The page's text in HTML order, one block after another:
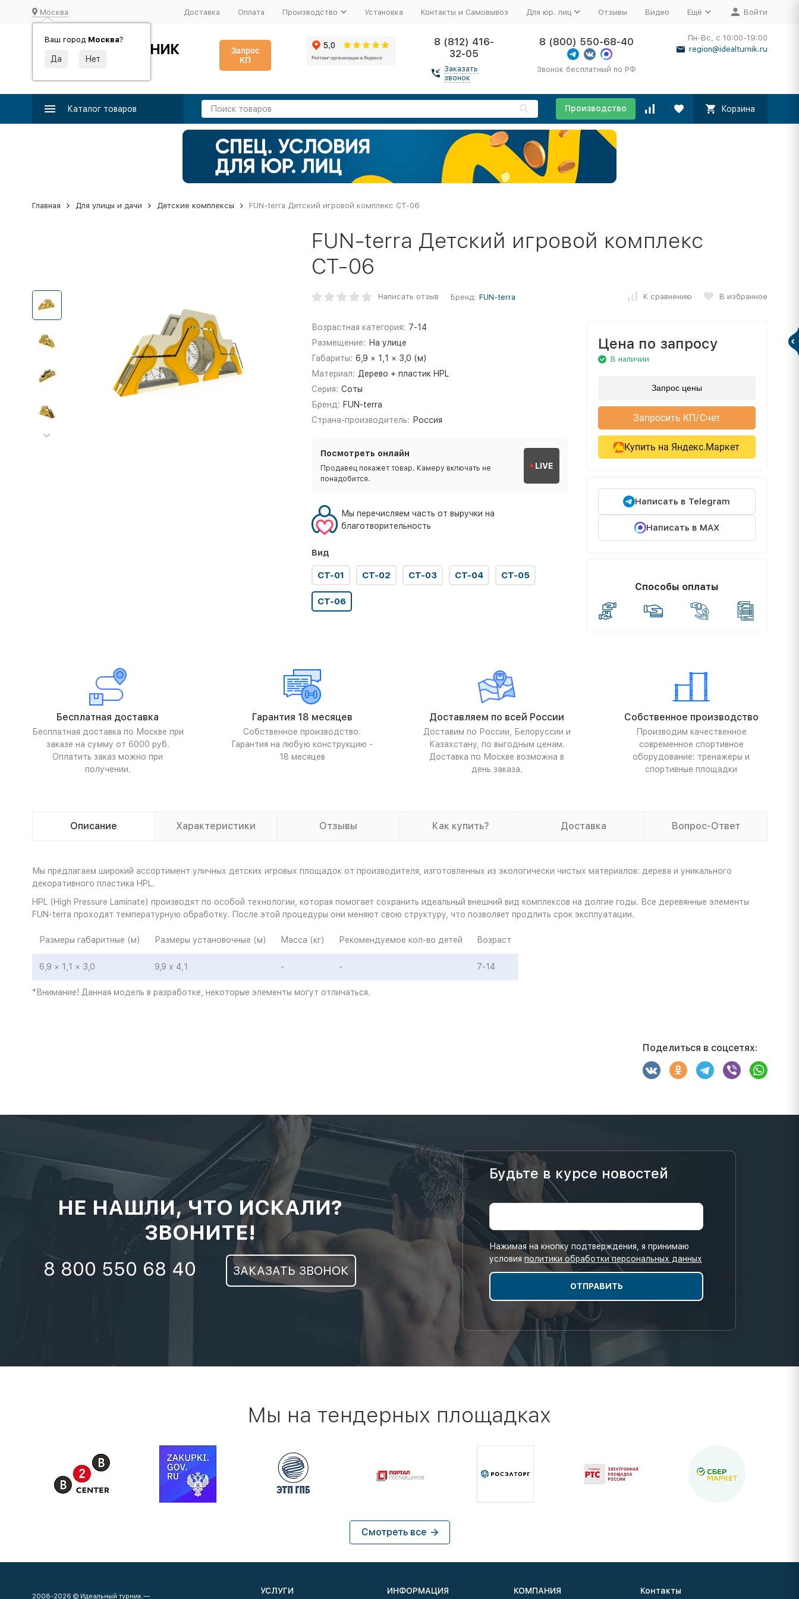
Москва
Ваш город Москва?
Доставка Оплата Производство Установка Контакты и Самовывоз Для юр. лиц Отзывы Видео Ещё Войти
ИДЕАЛЬНЫЙ ТУРНИК
Производство и поставка спортивного оборудования
Запрос
КП
8 (812) 416-
32-05
Заказать
звонок
8 (800) 550-68-40
Звонок бесплатный по РФ
Пн-Вс, с 10:00-19:00
region@idealturnik.ru
Каталог товаров Производство Корзина
Главная Для улицы и дачи Детские комплексы FUN-terra Детский игровой комплекс СТ-06
FUN-terra Детский игровой комплекс
СТ-06
Написать отзыв Бренд: FUN-terra К сравнению В избранное
Возрастная категория: 7-14
Размещение: На улице
Габариты: 6,9 × 1,1 × 3,0 (м)
Материал: Дерево + пластик HPL
Серия: Соты
Бренд: FUN-terra
Страна-производитель: Россия
Посмотреть онлайн
Продавец покажет товар. Камеру включать не
понадобится.
LIVE
Мы перечисляем часть от выручки на
благотворительность
Вид
СТ-01 СТ-02 СТ-03 СТ-04 СТ-05
СТ-06
Цена по запросу
В наличии
Запрос цены
Запросить КП/Счет
Купить на Яндекс.Маркет
Написать в Telegram
Написать в MAX
Способы оплаты
Бесплатная доставка
Бесплатная доставка по Москве при
заказе на сумму от 6000 руб.
Оплатить заказ можно при
получении.
Гарантия 18 месяцев
Собственное производство.
Гарантия на любую конструкцию -
18 месяцев
Доставляем по всей России
Доставим по России, Белоруссии и
Казахстану, по выгодным ценам.
Доставка по Москве возможна в
день заказа.
Собственное производство
Производим качественное
современное спортивное
оборудование: тренажеры и
спортивные площадки
Описание Характеристики Отзывы Как купить? Доставка Вопрос-Ответ
Мы предлагаем широкий ассортимент уличных детских игровых площадок от производителя, изготовленных из экологически чистых материалов: дерева и уникального
декоративного пластика HPL.
HPL (High Pressure Laminate) производят по особой технологии, которая помогает сохранить идеальный внешний вид комплексов на долгие годы. Все деревянные элементы
FUN-terra проходят температурную обработку. После этой процедуры они меняют свою структуру, что позволяет продлить срок эксплуатации.
Размеры габаритные (м) Размеры установочные (м) Масса (кг) Рекомендуемое кол-во детей Возраст
6,9 × 1,1 × 3,0 9,9 х 4,1 - - 7-14
*Внимание! Данная модель в разработке, некоторые элементы могут отличаться.
Поделиться в соцсетях:
НЕ НАШЛИ, ЧТО ИСКАЛИ?
ЗВОНИТЕ!
8 800 550 68 40 ЗАКАЗАТЬ ЗВОНОК
Будьте в курсе новостей
Нажимая на кнопку подтверждения, я принимаю
условия политики обработки персональных данных
Мы на тендерных площадках
Смотреть все
2008-2026 © Идеальный турник —
УСЛУГИ ИНФОРМАЦИЯ КОМПАНИЯ Контакты